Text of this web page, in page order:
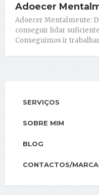
Adoecer
Adoecer Mentalmente:
conseguir lidar
Conseguimos ir
SERVIÇOS
SOBRE MIM
BLOG
CONTACTOS/